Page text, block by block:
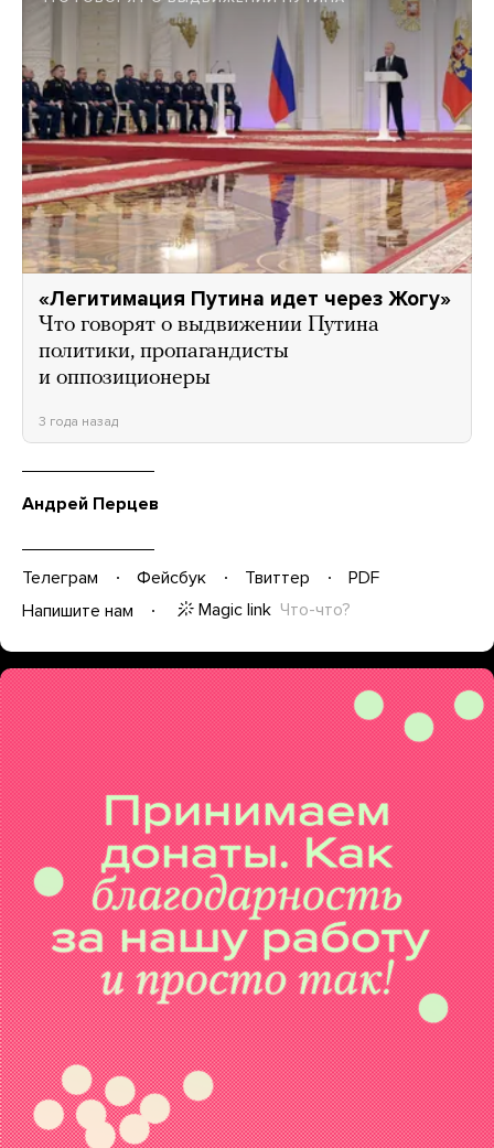
«Легитимация Путина идет через Жогу»
Что говорят о выдвижении Путина
политики, пропагандисты
и оппозиционеры
3 года назад
Андрей Перцев
Телеграм Фейсбук Твиттер
PDF
Напишите нам
Magic link Что-что?